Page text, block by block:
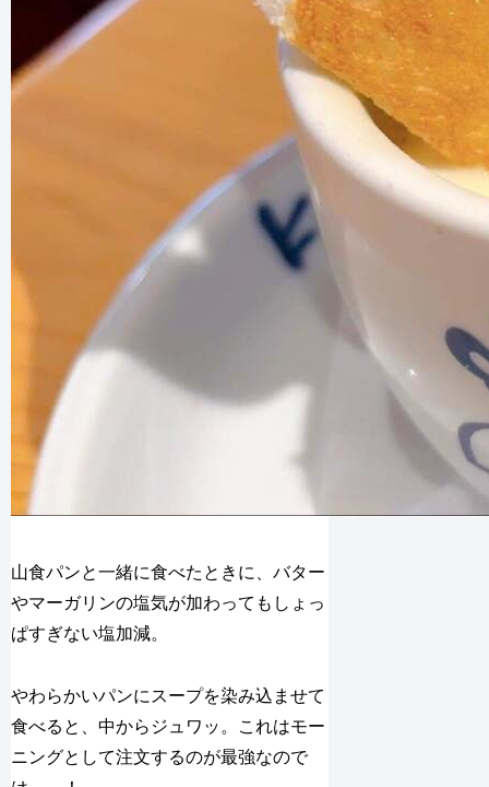
山食パンと一緒に食べたときに、バター
やマーガリンの塩気が加わってもしょっ
ぱすぎない塩加減。
やわらかいパンにスープを染み込ませて
食べると、中からジュワッ。これはモー
ニングとして注文するのが最強なので